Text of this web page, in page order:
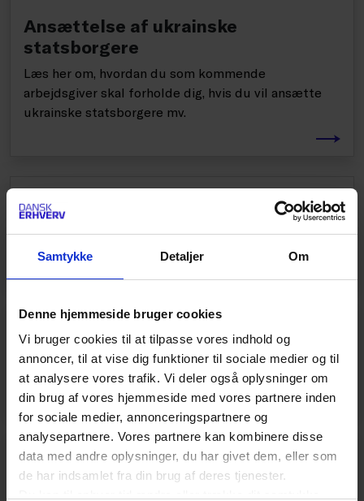
Samtykke Detaljer Om
Denne hjemmeside bruger cookies
Vi bruger cookies til at tilpasse vores indhold og
annoncer, til at vise dig funktioner til sociale medier og til
at analysere vores trafik. Vi deler også oplysninger om
din brug af vores hjemmeside med vores partnere inden
for sociale medier, annonceringspartnere og
analysepartnere. Vores partnere kan kombinere disse
data med andre oplysninger, du har givet dem, eller som
de har indsamlet fra din brug af deres tjenester.
Ansættelse af ukrainske
statsborgere
Læs her om, hvordan du som kommende
arbejdsgiver skal forholde dig, hvis du vil ansætte
ukrainske statsborgere mv.
Social sikring
Nordiske statsborgere
GUIDE
EU- og EØS-borgere samt Schweiz